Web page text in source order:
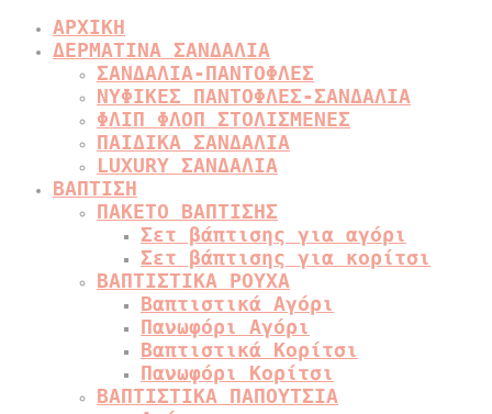
ΑΡΧΙΚΗ
ΔΕΡΜΑΤΙΝΑ ΣΑΝΔΑΛΙΑ
ΣΑΝΔΑΛΙΑ-ΠΑΝΤΟΦΛΕΣ
ΝΥΦΙΚΕΣ ΠΑΝΤΟΦΛΕΣ-ΣΑΝΔΑΛΙΑ
ΦΛΙΠ ΦΛΟΠ ΣΤΟΛΙΣΜΕΝΕΣ
ΠΑΙΔΙΚΑ ΣΑΝΔΑΛΙΑ
LUXURY ΣΑΝΔΑΛΙΑ
ΒΑΠΤΙΣΗ
ΠΑΚΕΤΟ ΒΑΠΤΙΣΗΣ
Σετ βάπτισης για αγόρι
Σετ βάπτισης για κορίτσι
ΒΑΠΤΙΣΤΙΚΑ ΡΟΥΧΑ
Βαπτιστικά Αγόρι
Πανωφόρι Αγόρι
Βαπτιστικά Κορίτσι
Πανωφόρι Κορίτσι
ΒΑΠΤΙΣΤΙΚΑ ΠΑΠΟΥΤΣΙΑ